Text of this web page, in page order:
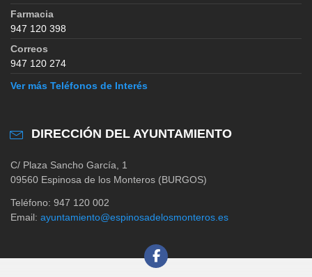
Farmacia
947 120 398
Correos
947 120 274
Ver más Teléfonos de Interés
DIRECCIÓN DEL AYUNTAMIENTO
C/ Plaza Sancho García, 1
09560 Espinosa de los Monteros (BURGOS)
Teléfono: 947 120 002
Email: ayuntamiento@espinosadelosmonteros.es